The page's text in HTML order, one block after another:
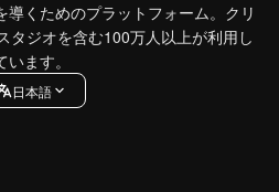
くためのプラットフォーム。クリ
タジオを含む100万人以上が利用し
います。
日本語